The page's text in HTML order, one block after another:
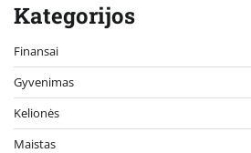
Kategorijos
Finansai
Gyvenimas
Kelionės
Maistas